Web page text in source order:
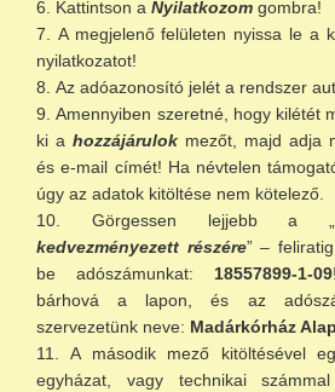
Kattintson a Nyilatkozom gombra!
A megjelenő felületen nyissa le a
nyilatkozatot!
Az adóazonosító jelét a rendszer
Amennyiben szeretné, hogy kilétét
ki a hozzájárulok mezőt, majd adja
és e-mail címét! Ha névtelen
úgy az adatok kitöltése nem kötelező.
Görgessen lejjebb a „
kedvezményezett részére” –
be adószámunkat: 18557899-1-09
bárhová a lapon, és az
szervezetünk neve: Madárkórház
A második mező kitöltésével
egyházat, vagy technikai